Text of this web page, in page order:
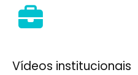
Vídeos institucionais